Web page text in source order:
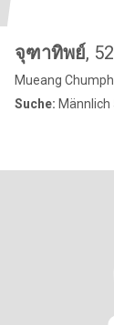
จุฑาทิพย์, 52
Mueang
Suche: Männlich